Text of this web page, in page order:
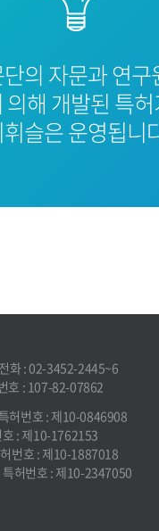
의 자문과 연구
해 개발된 특
슬은 운영됩니
화 : 02-3452-2445~6
호 : 107-82-07862
특허번호 : 제10-0846908
호 : 제10-1762153
번호 : 제10-1887018
특허번호 : 제10-2347050